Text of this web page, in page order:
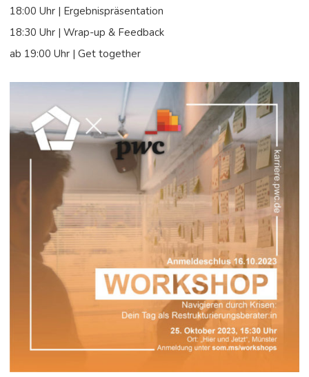
18:00 Uhr | Ergebnispräsentation
18:30 Uhr | Wrap-up & Feedback
ab 19:00 Uhr | Get together